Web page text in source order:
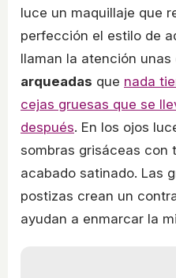
luce un maquillaje que
perfección el estilo de
llaman la atención unas
arqueadas que nada
cejas gruesas que se
después. En los ojos
sombras grisáceas con
acabado satinado. Las
postizas crean un
ayudan a enmarcar la